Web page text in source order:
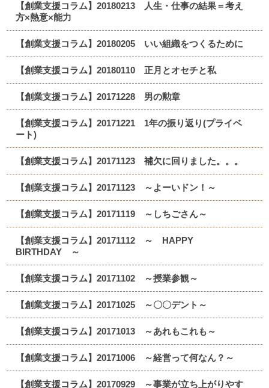
【創業支援コラム】20180213 人生・仕事の結果＝考え
方×熱意×能力
【創業支援コラム】20180205 いい組織をつくるために
【創業支援コラム】20180110 正月とオセチと私
【創業支援コラム】20171228 男の勲章
【創業支援コラム】20171221 1年の振り返り(プライベ
ート)
【創業支援コラム】20171123 補欠に回りました。。。
【創業支援コラム】20171123 ～よーいドン！～
【創業支援コラム】20171119 ～しちごさん～
【創業支援コラム】20171112 ～ HAPPY
BIRTHDAY ～
【創業支援コラム】20171102 ～授業参観～
【創業支援コラム】20171025 ～〇〇デント～
【創業支援コラム】20171013 ～あれもこれも～
【創業支援コラム】20171006 ～経営って何なん？～
【創業支援コラム】20170929 ～事業が立ち上がりやす